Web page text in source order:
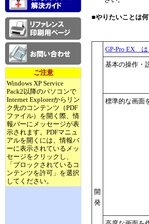
ご注意
Windows XP Service
Pack2以降のパソコンで
Internet Explorerからリン
ク先のコンテンツ（PDF
ファイル）を開く際、情
報バーにメッセージが表
示されます。PDFマニュ
アルを開くには、情報バ
ーに表示されているメッ
セージをクリックし、
「ブロックされているコ
ンテンツを許可」を選択
してください。
■やりたいことは
開
発
GP-Pro EX は
基本の操作・
標準的な画面